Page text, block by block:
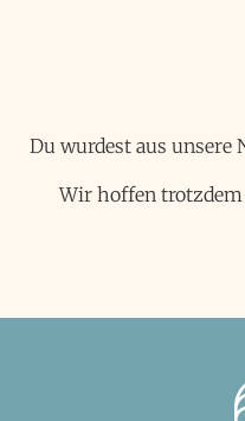
Du wurdest aus unsere
Wir hoffen trotzdem